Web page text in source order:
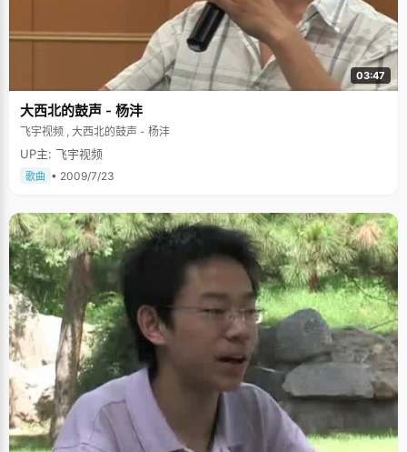
03:47
大西北的鼓声 - 杨沣
飞宇视频 , 大西北的鼓声 - 杨沣
UP主: 飞宇视频
歌曲 • 2009/7/23